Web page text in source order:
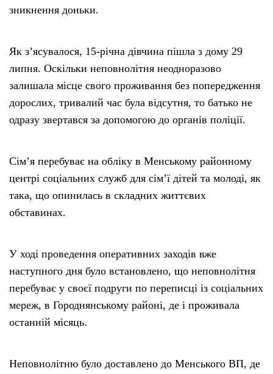
зникнення доньки.
Як з’ясувалося, 15-річна дівчина пішла з дому 29
липня. Оскільки неповнолітня неодноразово
залишала місце свого проживання без попередження
дорослих, тривалий час була відсутня, то батько не
одразу звертався за допомогою до органів поліції.
Сім’я перебуває на обліку в Менському районному
центрі соціальних служб для сім’ї дітей та молоді, як
така, що опинилась в складних життєвих
обставинах.
У ході проведення оперативних заходів вже
наступного дня було встановлено, що неповнолітня
перебуває у своєї подруги по переписці із соціальних
мереж, в Городнянському районі, де і проживала
останній місяць.
Неповнолітню було доставлено до Менського ВП, де